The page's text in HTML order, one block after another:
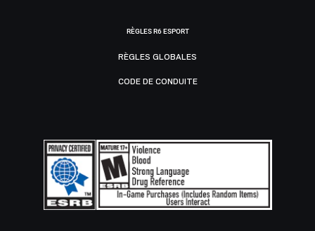
RÈGLES R6 ESPORT
RÈGLES GLOBALES
CODE DE CONDUITE